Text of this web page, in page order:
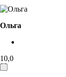
Ольга
10,0